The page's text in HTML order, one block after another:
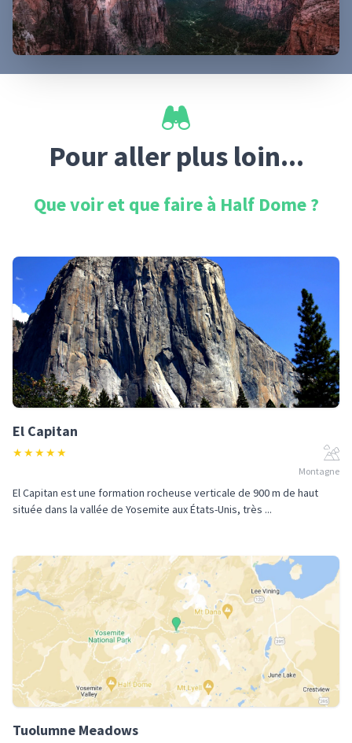
Pour aller plus loin...
Que voir et que faire à Half Dome?
El Capitan
★★★★★
Montagne
El Capitan est une formation rocheuse verticale de 900 m de haut
située dans la vallée de Yosemite aux États-Unis, très ...
Tuolumne Meadows